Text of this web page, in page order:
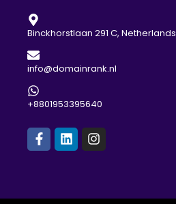
Binckhorstlaan 291 C, Netherlands
info@domainrank.nl
+8801953395640